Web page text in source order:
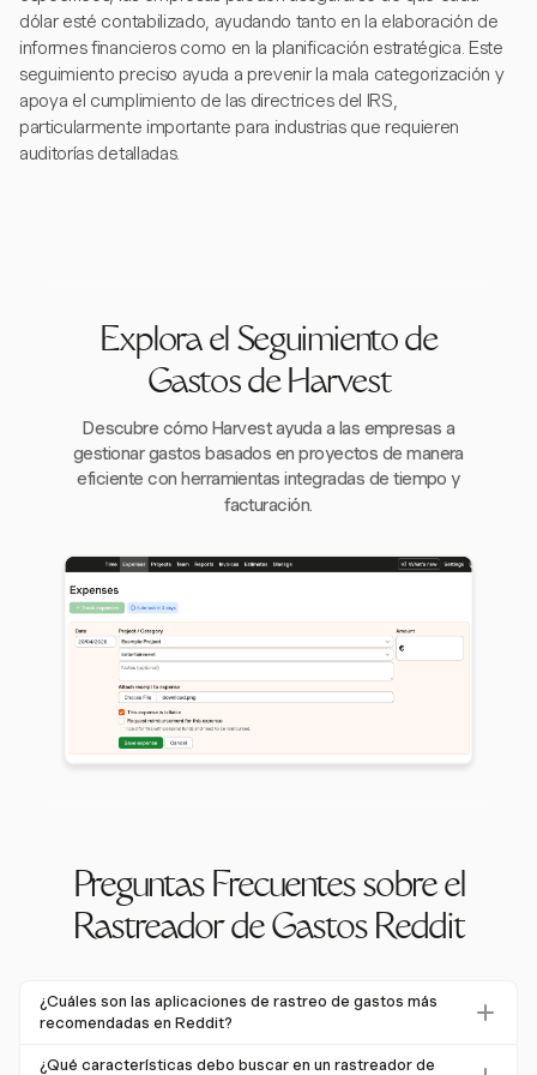
dólar esté contabilizado, ayudando tanto en la elaboración de
informes financieros como en la planificación estratégica. Este
seguimiento preciso ayuda a prevenir la mala categorización y
apoya el cumplimiento de las directrices del IRS,
particularmente importante para industrias que requieren
auditorías detalladas.
Explora el Seguimiento de
Gastos de Harvest
Descubre cómo Harvest ayuda a las empresas a
gestionar gastos basados en proyectos de manera
eficiente con herramientas integradas de tiempo y
facturación.
Preguntas Frecuentes sobre el
Rastreador de Gastos Reddit
¿Cuáles son las aplicaciones de rastreo de gastos más
recomendadas en Reddit?
Los usuarios de Reddit a menudo recomiendan
¿Qué características debo buscar en un rastreador de